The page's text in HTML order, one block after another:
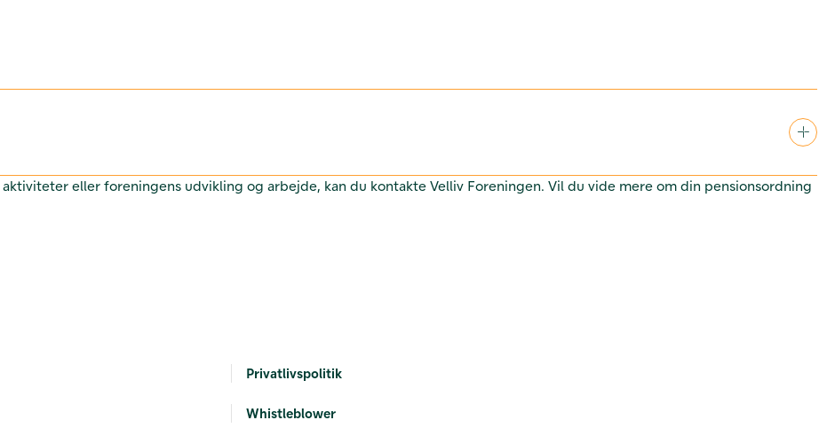
eller foreningens udvikling og arbejde, kan du kontakte Velliv Foreningen. Vil du vide mere om din pensionsordning
Privatlivspolitik
Whistleblower